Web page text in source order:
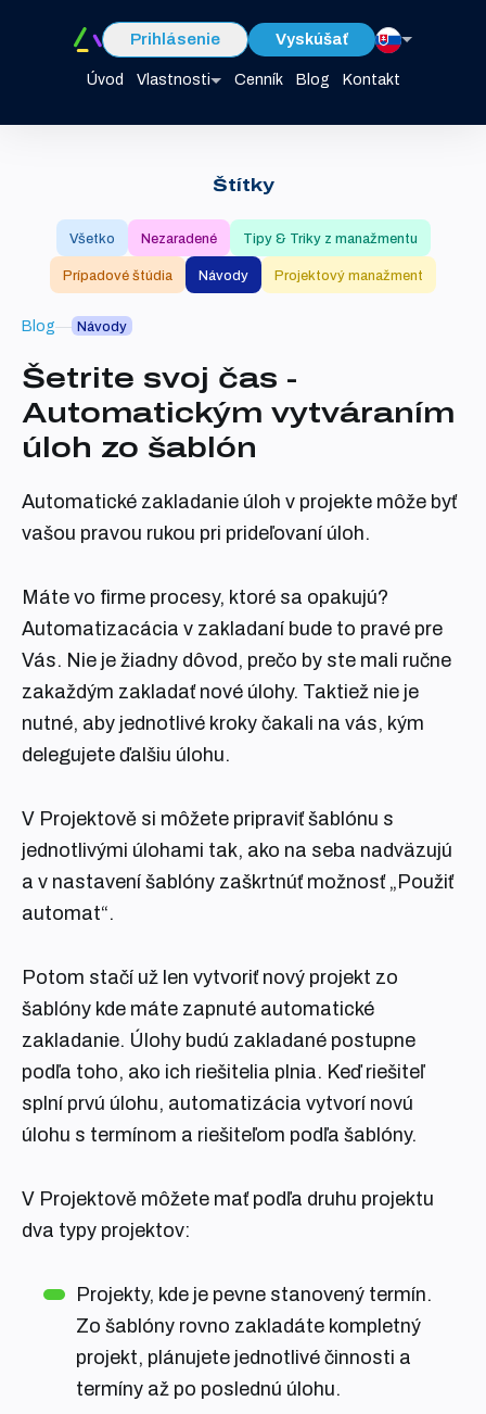
Úvod Vlastnosti Cenník Blog Kontakt
Prihlásenie Vyskúšať
Blog Návody
Šetrite svoj čas -
Automatickým vytváraním
úloh zo šablón
Automatické zakladanie úloh v projekte môže byť
vašou pravou rukou pri prideľovaní úloh.
Máte vo firme procesy, ktoré sa opakujú?
Automatizacácia v zakladaní bude to pravé pre
Vás. Nie je žiadny dôvod, prečo by ste mali ručne
zakaždým zakladať nové úlohy. Taktiež nie je
nutné, aby jednotlivé kroky čakali na vás, kým
delegujete ďalšiu úlohu.
V Projektově si môžete pripraviť šablónu s
jednotlivými úlohami tak, ako na seba nadväzujú
a v nastavení šablóny zaškrtnúť možnosť „Použiť
automat“.
Potom stačí už len vytvoriť nový projekt zo
šablóny kde máte zapnuté automatické
zakladanie. Úlohy budú zakladané postupne
podľa toho, ako ich riešitelia plnia. Keď riešiteľ
splní prvú úlohu, automatizácia vytvorí novú
úlohu s termínom a riešiteľom podľa šablóny.
V Projektově môžete mať podľa druhu projektu
dva typy projektov:
Projekty, kde je pevne stanovený termín.
Zo šablóny rovno zakladáte kompletný
projekt, plánujete jednotlivé činnosti a
termíny až po poslednú úlohu.
Štítky
Všetko Nezaradené Tipy & Triky z manažmentu
Prípadové štúdia Návody Projektový manažment